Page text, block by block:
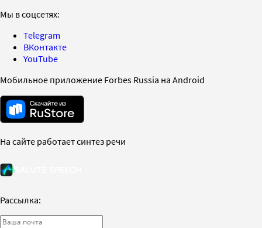
Мы в соцсетях:
Telegram
ВКонтакте
YouTube
Мобильное приложение Forbes Russia на Android
На сайте работает синтез речи
Рассылка: